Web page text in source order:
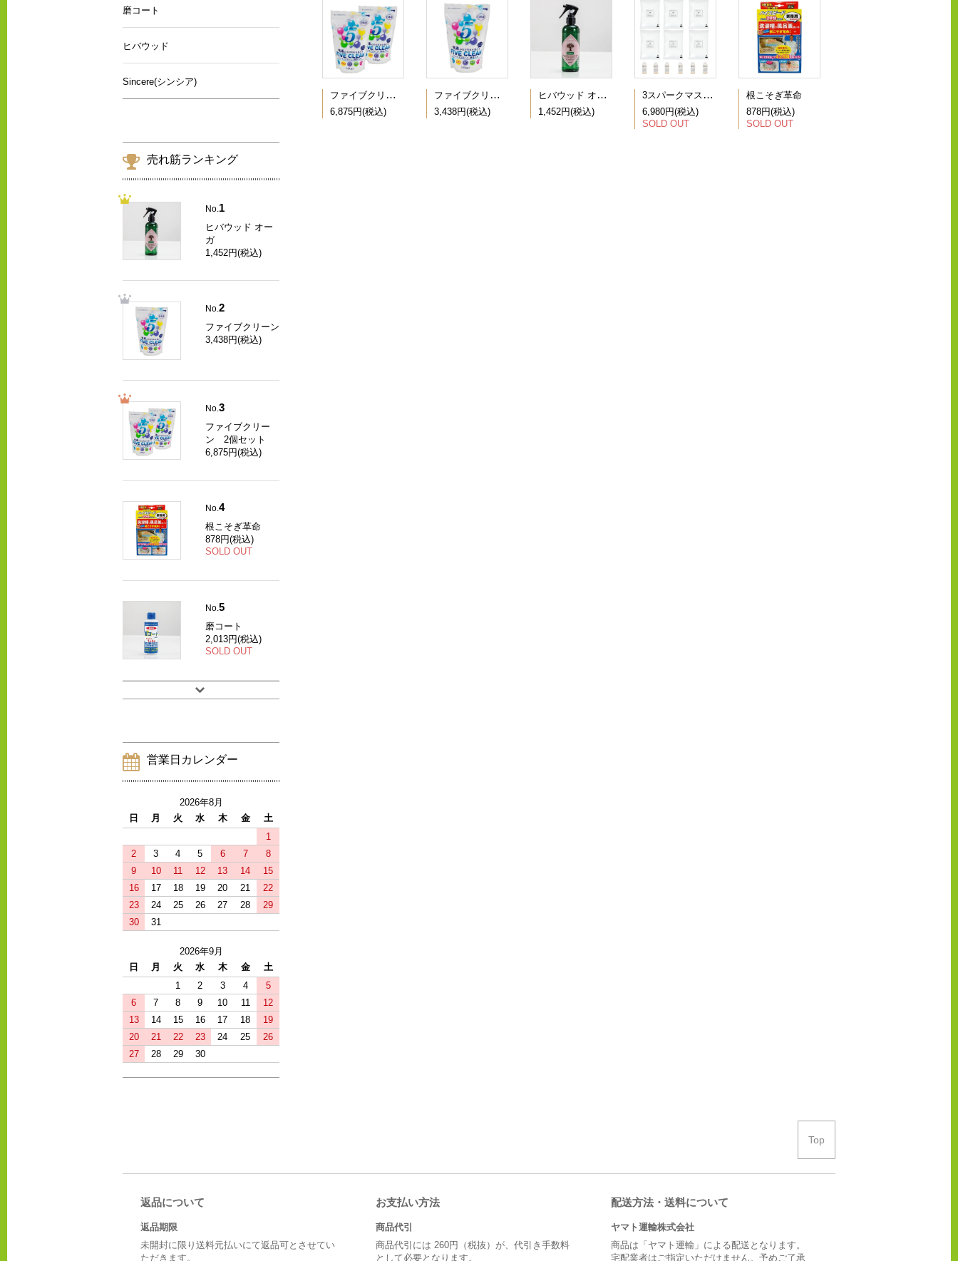
ファイブクリーン 2個セット
6,875円(税込)
ファイブクリーン
3,438円(税込)
ヒバウッド オーガ
1,452円(税込)
3スパークマスター
6,980円(税込)
SOLD OUT
根こそぎ革命
878円(税込)
SOLD OUT
磨コート
ヒバウッド
Sincere(シンシア)
売れ筋ランキング
No. 1
ヒバウッド オー
ガ
1,452円(税込)
No.2
ファイブクリーン
3,438円(税込)
No.3
ファイブクリー
ン 2個セット
6,875円(税込)
No.4
根こそぎ革命
878円(税込)
SOLD OUT
No.5
磨コート
2,013円(税込)
SOLD OUT
営業日カレンダー
2026年8月
日
月 火 水 木 金
土
1
2
3 4 5 6 7
8
9
10 11 12 13 14
15
16
17 18 19 20 21
22
23
24 25 26 27 28
29
30
31
2026年9月
日
月 火 水 木 金
土
1
2 3 4
5
6
7 8 9 10 11
12
13
14 15 16 17 18
19
20
21 22 23 24 25
26
27
28 29 30
Top
返品について
返品期限
未開封に限り送料元払いにて返品可とさせてい
ただきます。
お支払い方法
商品代引
商品代引には 260円（税抜）が、代引き手数料
として必要となります。
配送方法・送料について
ヤマト運輸株式会社
商品は「ヤマト運輸」による配送となります。
宅配業者はご指定いただけません。予めご了承